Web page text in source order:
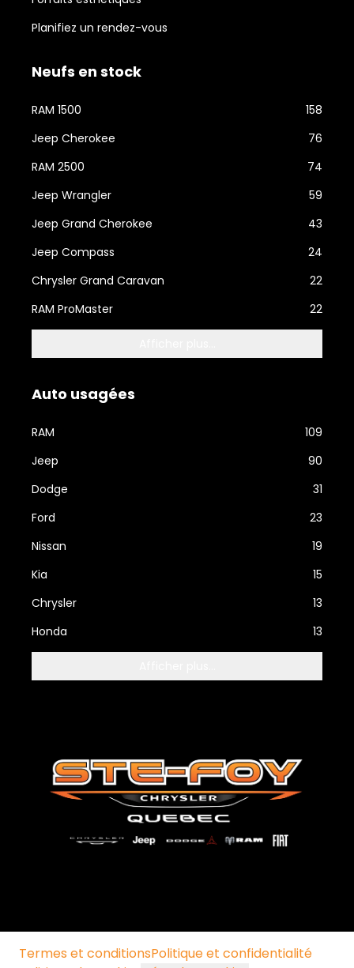
Planifiez un rendez-vous
Neufs en stock
RAM 1500
158
Jeep Cherokee
76
RAM 2500
74
Jeep Wrangler
59
Jeep Grand Cherokee
43
Jeep Compass
24
Chrysler Grand Caravan
22
RAM ProMaster
22
Auto usagées
RAM
109
Jeep
90
Dodge
31
Ford
23
Nissan
19
Kia
15
Chrysler
13
Honda
13
Termes et conditionsPolitique et confidentialité